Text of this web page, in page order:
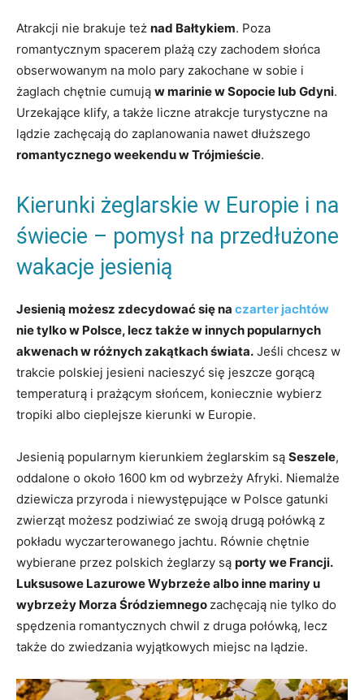
Atrakcji nie brakuje też nad Bałtykiem. Poza
romantycznym spacerem plażą czy zachodem słońca
obserwowanym na molo pary zakochane w sobie i
żaglach chętnie cumują w marinie w Sopocie lub Gdyni.
Urzekające klify, a także liczne atrakcje turystyczne na
lądzie zachęcają do zaplanowania nawet dłuższego
romantycznego weekendu w Trójmieście.
Kierunki żeglarskie w Europie i na
świecie – pomysł na przedłużone
wakacje jesienią
Jesienią możesz zdecydować się na czarter jachtów
nie tylko w Polsce, lecz także w innych popularnych
akwenach w różnych zakątkach świata. Jeśli chcesz w
trakcie polskiej jesieni nacieszyć się jeszcze gorącą
temperaturą i prażącym słońcem, koniecznie wybierz
tropiki albo cieplejsze kierunki w Europie.
Jesienią popularnym kierunkiem żeglarskim są Seszele,
oddalone o około 1600 km od wybrzeży Afryki. Niemalże
dziewicza przyroda i niewystępujące w Polsce gatunki
zwierząt możesz podziwiać ze swoją drugą połówką z
pokładu wyczarterowanego jachtu. Równie chętnie
wybierane przez polskich żeglarzy są porty we Francji.
Luksusowe Lazurowe Wybrzeże albo inne mariny u
wybrzeży Morza Śródziemnego zachęcają nie tylko do
spędzenia romantycznych chwil z druga połówką, lecz
także do zwiedzania wyjątkowych miejsc na lądzie.